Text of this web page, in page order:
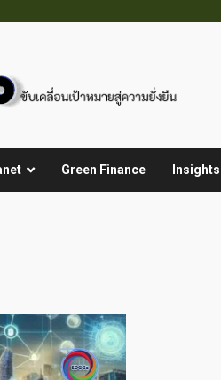
Green Finance Insights